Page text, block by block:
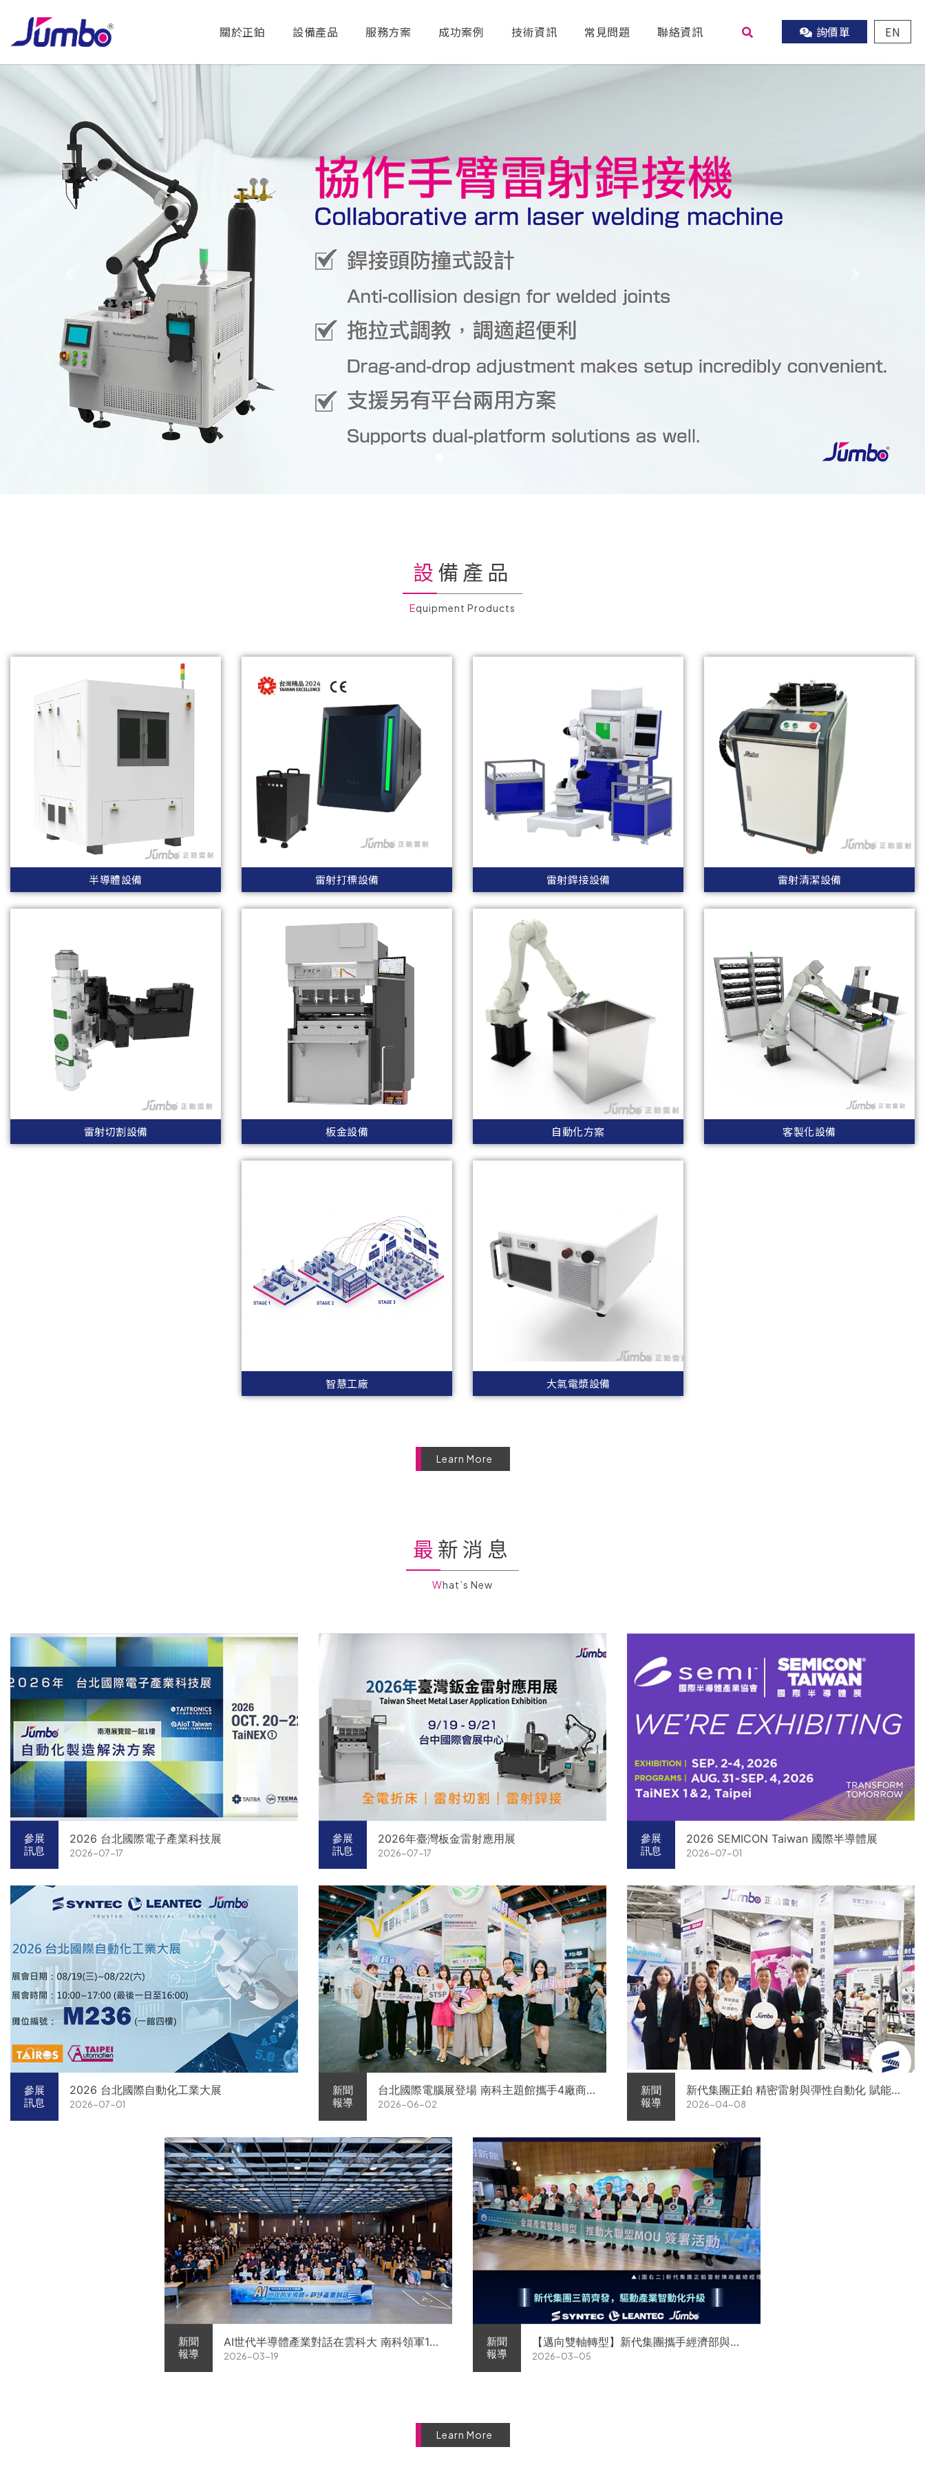
關於正鉑 設備產品 服務方案 成功案例 技術資訊 常見問題 聯絡資訊 詢價單 EN
設備產品
Equipment Products
半導體設備 雷射打標設備 雷射銲接設備 雷射清潔設備
雷射切割設備 板金設備 自動化方案 客製化設備
智慧工廠 大氣電漿設備
Learn More
最新消息
What’s New
參展
訊息
2026 台北國際電子產業科技展
2026-07-17
參展
訊息
2026年臺灣板金雷射應用展
2026-07-17
參展
訊息
2026 SEMICON Taiwan 國際半導體展
2026-07-01
參展
訊息
2026 台北國際自動化工業大展
2026-07-01
新聞
報導
台北國際電腦展登場 南科主題館攜手4廠商
展現AI供應鏈實力
2026-06-02
新聞
報導
新代集團正鉑 精密雷射與彈性自動化 賦能智
慧智造解方電子展亮相
2026-04-08
新聞
報導
AI世代半導體產業對話在雲科大 南科領軍11
家企業前進校園徵才
2026-03-19
新聞
報導
【邁向雙軸轉型】新代集團攜手經濟部與金
屬中心簽署MOU 領航 AI機器人智慧智造
2026-03-05
Learn More